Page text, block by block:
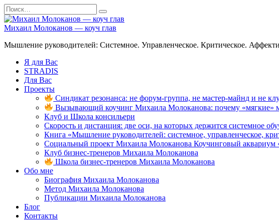
Перейти
к
содержанию
Search
for:
Михаил Молоканов — коуч глав
Мышление руководителей: Системное. Управленческое. Критическое.
Я для Вас
STRADIS
Для Вас
Проекты
Синдикат резонанса: не форум-группа, не мастер-майнд и не
Вызывающий коучинг Михаила Молоканова: почему «мягкие»
Клуб и Школа консильери
Скорость и дистанция: две оси, на которых держится системное
Книга «Мышление руководителей: системное, управленческое,
Социальный проект Михаила Молоканова Коучинговый аквариум
Клуб бизнес-тренеров Михаила Молоканова
Школа бизнес-тренеров Михаила Молоканова
Обо мне
Биография Михаила Молоканова
Метод Михаила Молоканова
Публикации Михаила Молоканова
Блог
Контакты